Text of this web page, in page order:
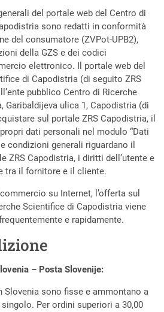
del portale web del Centro di
sono redatti in conformità
del consumatore (ZVPot-UPB2),
della GZS e dei codici
elettronico. Il portale web del
di Capodistria (di seguito ZRS
pubblico Centro di Ricerche
Garibaldijeva ulica 1, Capodistria (di
sul portale ZRS Capodistria, il
dati personali nel modulo “Dati
condizioni generali riguardano il
ZRS Capodistria, i diritti dell’utente e
tra il fornitore e il cliente.
su Internet, l’offerta sul
Scientifice di Capodistria viene
e rapidamente.
– Posta Slovenije:
Slovenia sono fisse e ammontano a
Per ordini superiori a 30,00